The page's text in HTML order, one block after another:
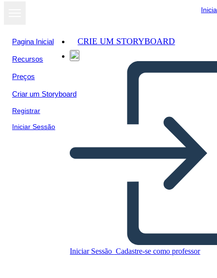
Pagina Inicial
Recursos
Preços
Criar um Storyboard
Registrar
Iniciar Sessão
CRIE UM STORYBOARD
Iniciar Sessão Cadastre-se como professor